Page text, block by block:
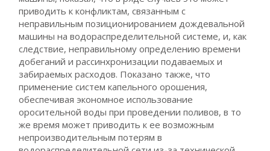
приводить к конфликтам, связанным с
неправильным позиционированием дождевальной
машины на водораспределительной системе, и, как
следствие, неправильному определению времени
добеганий и рассинхронизации подаваемых и
забираемых расходов. Показано также, что
применение систем капельного орошения,
обеспечивая экономное использование
оросительной воды при проведении поливов, в то
же время может приводить к ее возможным
непроизводительным потерям в